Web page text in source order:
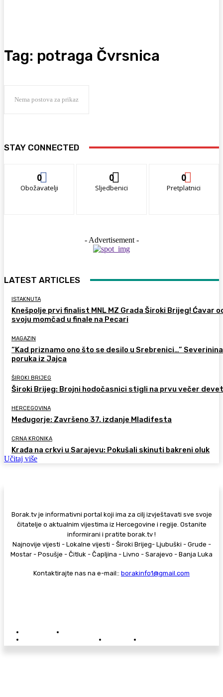
Tag: potraga Čvrsnica
Nema postova za prikaz
STAY CONNECTED
0
Obožavatelji
0
Sljedbenici
0
Pretplatnici
- Advertisement -
LATEST ARTICLES
ISTAKNUTA
Knešpolje prvi finalist MNL MZ Grada Široki Brijeg! Ćavar
svoju momčad u finale na Pecari
MAGAZIN
“Kad priznamo ono što se desilo u Srebrenici…” Severinina
poruka iz Jajca
ŠIROKI BRIJEG
Široki Brijeg: Brojni hodočasnici stigli na prvu večer
HERCEGOVINA
Međugorje: Završeno 37. izdanje Mladifesta
CRNA KRONIKA
Krađa na crkvi u Sarajevu: Pokušali skinuti bakreni oluk
Učitaj više
Borak.tv je informativni portal koji ima za cilj izvještavati sve svoje
čitatelje o aktualnim vijestima iz Hercegovine i regije. Ostanite
informirani i pratite borak.tv !
Najnovije vijesti - Lokalne vijesti - Široki Brijeg- Ljubuški - Grude -
Mostar - Posušje - Čitluk - Čapljina - Livno - Sarajevo - Banja Luka
Kontaktirajte nas na e-mail:: borakinfo1@gmail.com